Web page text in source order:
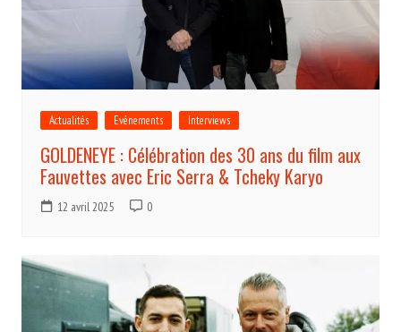
Actualités Evénements Interviews
GOLDENEYE : Célébration des 30 ans du film aux
Fauvettes avec Eric Serra & Tcheky Karyo
12 avril 2025 0